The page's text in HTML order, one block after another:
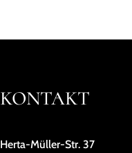
KONTAKT
Herta-Müller-Str. 37